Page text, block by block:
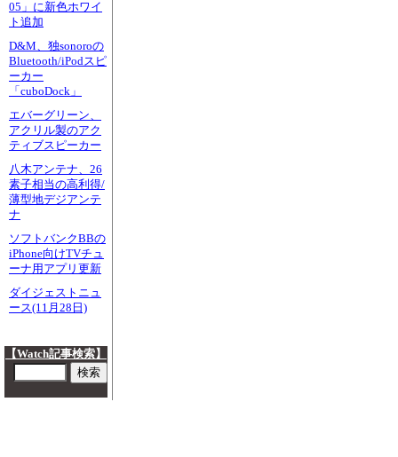
05」に新色ホワイ
ト追加
D&M、独sonoroの
Bluetooth/iPodスピ
ーカー
「cuboDock」
エバーグリーン、
アクリル製のアク
ティブスピーカー
八木アンテナ、26
素子相当の高利得/
薄型地デジアンテ
ナ
ソフトバンクBBの
iPhone向けTVチュ
ーナ用アプリ更新
ダイジェストニュ
ース(11月28日)
【Watch記事検索】